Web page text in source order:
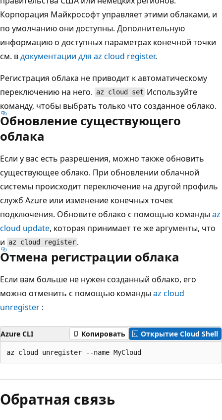
Корпорация Майкрософт управляет этими облаками, и
по умолчанию они доступны. Дополнительную
информацию о доступных параметрах конечной точки
см. вдокументации для az cloud register.
Регистрация облака не приводит к автоматическому
переключению на него. az cloud set Используйте
команду, чтобы выбрать только что созданное облако.
Обновление существующего
облака
Если у вас есть разрешения, можно также обновить
существующее облако. При обновлении облачной
системы происходит переключение на другой профиль
служб Azure или изменение конечных точек
подключения. Обновите облако с помощью команды az
cloud update, которая принимает те же аргументы, что
и az cloud register .
Отмена регистрации облака
Если вам больше не нужен созданный облако, его
можно отменить с помощью команды az cloud
unregister :
Azure CLI Копировать Открытие Cloud Shell
Обратная связь